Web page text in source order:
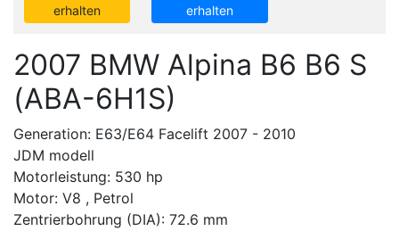
erhalten
erhalten
2007 BMW Alpina B6 B6 S
(ABA-6H1S)
Generation: E63/E64 Facelift 2007 - 2010
JDM modell
Motorleistung: 530 hp
Motor: V8 , Petrol
Zentrierbohrung (DIA): 72.6 mm